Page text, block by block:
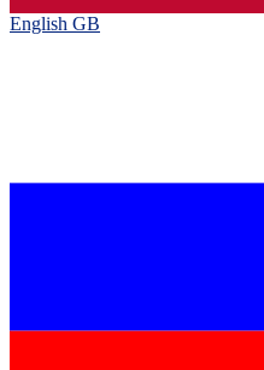
English GB‎